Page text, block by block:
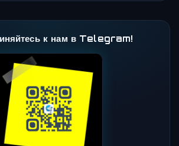
к нам в Telegram!